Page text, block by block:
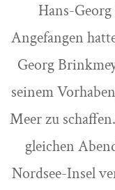
Hans-
Angefangen
Georg
seinem
Meer zu
gleichen
Nordsee-Insel